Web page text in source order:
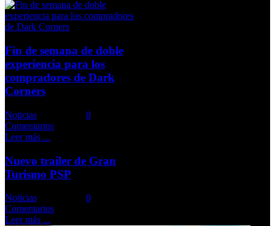
Fin de semana de doble
experiencia para los
compradores de Dark
Corners
Noticias
0
Comentarios
Leer más ...
Nuevo trailer de Gran
Turismo PSP
Noticias
0
Comentarios
Leer más ...